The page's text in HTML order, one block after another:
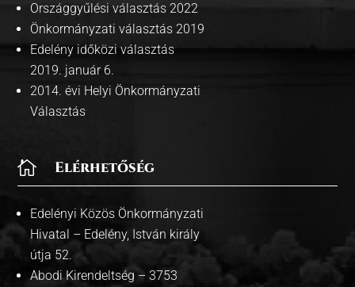
Országgyűlési választás 2022
Önkormányzati választás 2019
Edelény időközi választás
2019. január 6.
2014. évi Helyi Önkormányzati
Választás
 Elérhetőség
Edelényi Közös Önkormányzati
Hivatal – Edelény, István király
útja 52.
Abodi Kirendeltség – 3753